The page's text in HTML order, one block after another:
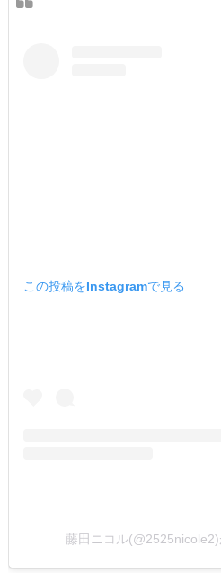
この投稿をInstagramで見る
藤田ニコル